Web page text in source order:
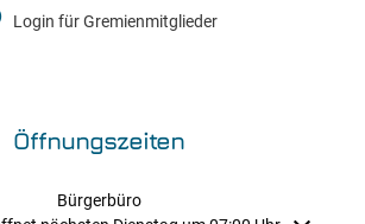
Login für Gremienmitglieder
Öffnungszeiten
Bürgerbüro